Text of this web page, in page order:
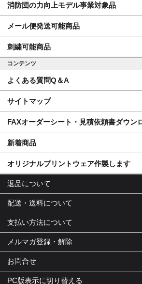
消防団の力向上モデル事業対象品
メール便発送可能商品
刺繍可能商品
コンテンツ
よくある質問Q＆A
サイトマップ
FAXオーダーシート・見積依頼書ダウン
新着商品
オリジナルプリントウェア作製します
返品について
配送・送料について
支払い方法について
メルマガ登録・解除
お問合せ
PC版表示に切り替える